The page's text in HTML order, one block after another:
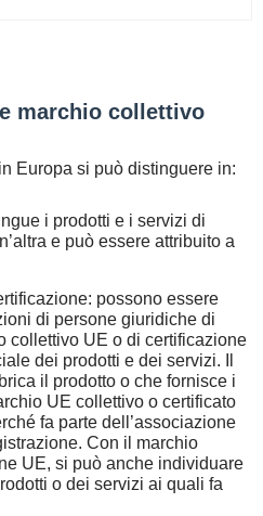
marchio collettivo
Europa si può distinguere in:
i prodotti e i servizi di
e può essere attribuito a
possono essere
di persone giuridiche di
collettivo UE o di certificazione
dei prodotti e dei servizi. Il
il prodotto o che fornisce i
UE collettivo o certificato
fa parte dell’associazione
Con il marchio
UE, si può anche individuare
o dei servizi ai quali fa